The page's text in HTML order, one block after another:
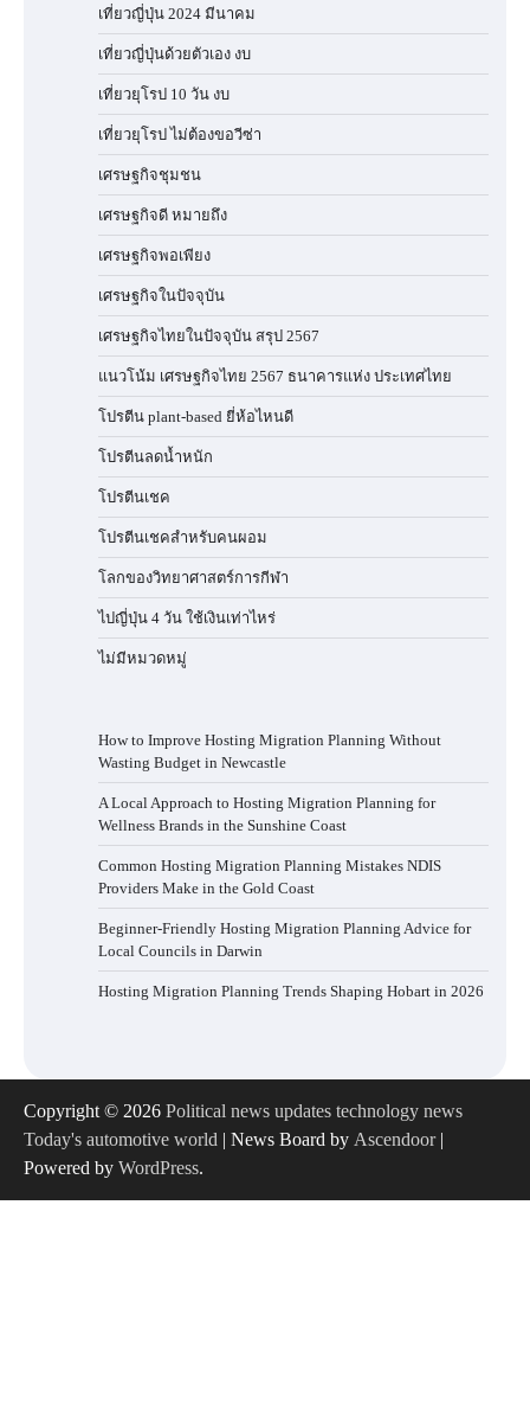
เที่ยวญี่ปุ่น 2024 มีนาคม
เที่ยวญี่ปุ่นด้วยตัวเอง งบ
เที่ยวยุโรป 10 วัน งบ
เที่ยวยุโรป ไม่ต้องขอวีซ่า
เศรษฐกิจชุมชน
เศรษฐกิจดี หมายถึง
เศรษฐกิจพอเพียง
เศรษฐกิจในปัจจุบัน
เศรษฐกิจไทยในปัจจุบัน สรุป 2567
แนวโน้ม เศรษฐกิจไทย 2567 ธนาคารแห่ง ประเทศไทย
โปรตีน plant-based ยี่ห้อไหนดี
โปรตีนลดน้ำหนัก
โปรตีนเชค
โปรตีนเชคสำหรับคนผอม
โลกของวิทยาศาสตร์การกีฬา
ไปญี่ปุ่น 4 วัน ใช้เงินเท่าไหร่
ไม่มีหมวดหมู่
How to Improve Hosting Migration Planning Without
Wasting Budget in Newcastle
A Local Approach to Hosting Migration Planning for
Wellness Brands in the Sunshine Coast
Common Hosting Migration Planning Mistakes NDIS
Providers Make in the Gold Coast
Beginner-Friendly Hosting Migration Planning Advice for
Local Councils in Darwin
Hosting Migration Planning Trends Shaping Hobart in 2026
Copyright © 2026 Political news updates technology news
Today's automotive world | News Board by Ascendoor|
Powered by WordPress.